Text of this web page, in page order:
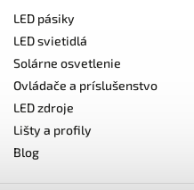
LED pásiky
LED svietidlá
Solárne osvetlenie
Ovládače a príslušenstvo
LED zdroje
Lišty a profily
Blog